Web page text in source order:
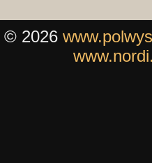
© 2026